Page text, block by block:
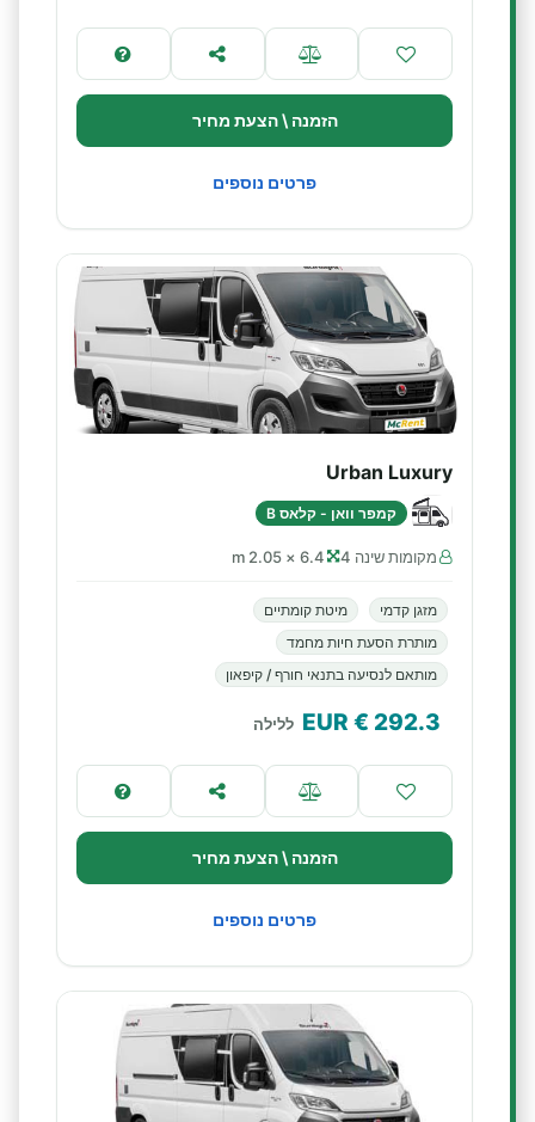
הזמנה \ הצעת מחיר
פרטים נוספים
Urban Luxury
קמפר וואן - קלאס B
מקומות שינה 4 6.4 × 2.05 m
מזגן קדמי
מיטת קומתיים
מותרת הסעת חיות מחמד
מותאם לנסיעה בתנאי חורף / קיפאון
292.3
€ EUR ללילה
הזמנה \ הצעת מחיר
פרטים נוספים